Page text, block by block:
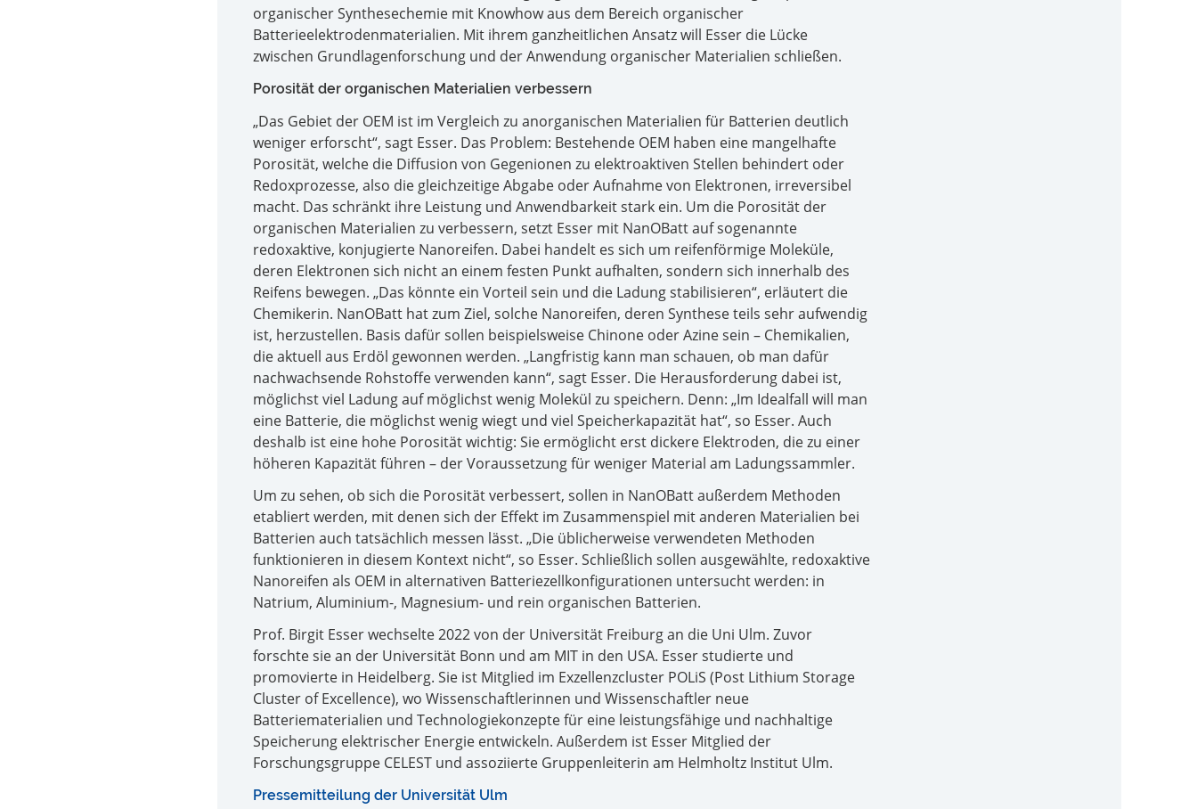
organischer Synthesechemie mit Knowhow aus dem Bereich organischer
Batterieelektrodenmaterialien. Mit ihrem ganzheitlichen Ansatz will Esser die Lücke
zwischen Grundlagenforschung und der Anwendung organischer Materialien schließen.
Porosität der organischen Materialien verbessern
„Das Gebiet der OEM ist im Vergleich zu anorganischen Materialien für Batterien deutlich
weniger erforscht“, sagt Esser. Das Problem: Bestehende OEM haben eine mangelhafte
Porosität, welche die Diffusion von Gegenionen zu elektroaktiven Stellen behindert oder
Redoxprozesse, also die gleichzeitige Abgabe oder Aufnahme von Elektronen, irreversibel
macht. Das schränkt ihre Leistung und Anwendbarkeit stark ein. Um die Porosität der
organischen Materialien zu verbessern, setzt Esser mit NanOBatt auf sogenannte
redoxaktive, konjugierte Nanoreifen. Dabei handelt es sich um reifenförmige Moleküle,
deren Elektronen sich nicht an einem festen Punkt aufhalten, sondern sich innerhalb des
Reifens bewegen. „Das könnte ein Vorteil sein und die Ladung stabilisieren“, erläutert die
Chemikerin. NanOBatt hat zum Ziel, solche Nanoreifen, deren Synthese teils sehr aufwendig
ist, herzustellen. Basis dafür sollen beispielsweise Chinone oder Azine sein – Chemikalien,
die aktuell aus Erdöl gewonnen werden. „Langfristig kann man schauen, ob man dafür
nachwachsende Rohstoffe verwenden kann“, sagt Esser. Die Herausforderung dabei ist,
möglichst viel Ladung auf möglichst wenig Molekül zu speichern. Denn: „Im Idealfall will man
eine Batterie, die möglichst wenig wiegt und viel Speicherkapazität hat“, so Esser. Auch
deshalb ist eine hohe Porosität wichtig: Sie ermöglicht erst dickere Elektroden, die zu einer
höheren Kapazität führen – der Voraussetzung für weniger Material am Ladungssammler.
Um zu sehen, ob sich die Porosität verbessert, sollen in NanOBatt außerdem Methoden
etabliert werden, mit denen sich der Effekt im Zusammenspiel mit anderen Materialien bei
Batterien auch tatsächlich messen lässt. „Die üblicherweise verwendeten Methoden
funktionieren in diesem Kontext nicht“, so Esser. Schließlich sollen ausgewählte, redoxaktive
Nanoreifen als OEM in alternativen Batteriezellkonfigurationen untersucht werden: in
Natrium, Aluminium-, Magnesium- und rein organischen Batterien.
Prof. Birgit Esser wechselte 2022 von der Universität Freiburg an die Uni Ulm. Zuvor
forschte sie an der Universität Bonn und am MIT in den USA. Esser studierte und
promovierte in Heidelberg. Sie ist Mitglied im Exzellenzcluster POLiS (Post Lithium Storage
Cluster of Excellence), wo Wissenschaftlerinnen und Wissenschaftler neue
Batteriematerialien und Technologiekonzepte für eine leistungsfähige und nachhaltige
Speicherung elektrischer Energie entwickeln. Außerdem ist Esser Mitglied der
Forschungsgruppe CELEST und assoziierte Gruppenleiterin am Helmholtz Institut Ulm.
Pressemitteilung der Universität Ulm